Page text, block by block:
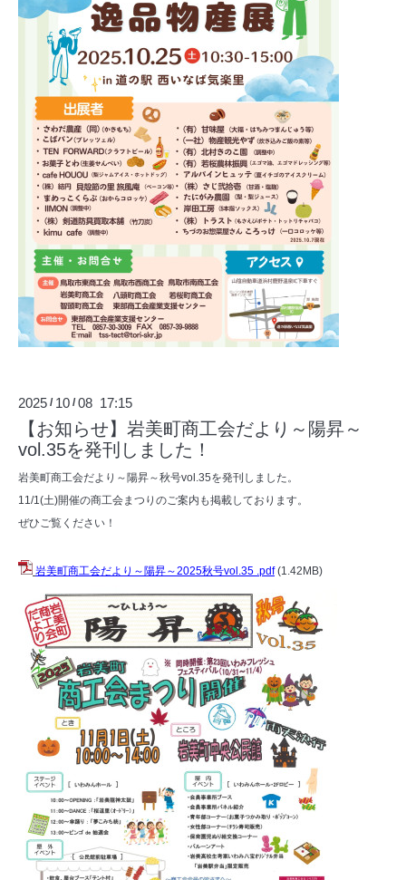
2025 / 10 /08 17:15
【お知らせ】岩美町商工会だより～陽昇～
vol.35を発刊しました！
岩美町商工会だより～陽昇～秋号vol.35を発刊しました。
11/1(土)開催の商工会まつりのご案内も掲載しております。
ぜひご覧ください！
岩美町商工会だより～陽昇～2025秋号vol.35 .pdf (1.42MB)